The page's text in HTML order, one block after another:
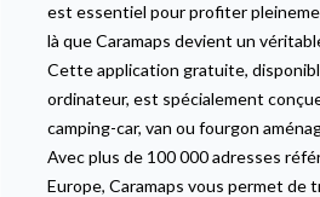
est essentiel pour profiter
là que Caramaps devient un
Cette application gratuite,
ordinateur, est spécialement
camping-car, van ou fourgon
Avec plus de 100 000 adresses
Europe, Caramaps vous permet de